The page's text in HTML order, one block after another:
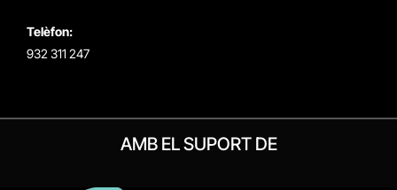
Telèfon:
932 311 247
AMB EL SUPORT DE